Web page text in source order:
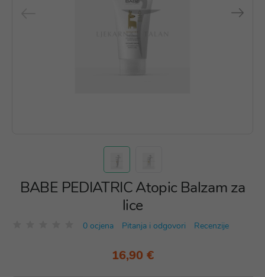
BABE PEDIATRIC Atopic Balzam za
lice
0 ocjena Pitanja i odgovori Recenzije
16,90 €